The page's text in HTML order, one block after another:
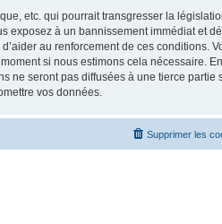
etc. qui pourrait transgresser la
à un bannissement immédiat et
au renforcement de ces conditions.
si nous estimons cela nécessaire.
ne seront pas diffusées à une tierce partie
vos données.
Supprimer les